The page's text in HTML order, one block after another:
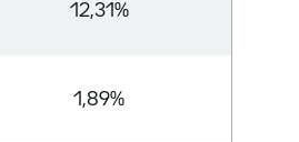
12,31%
1,89%